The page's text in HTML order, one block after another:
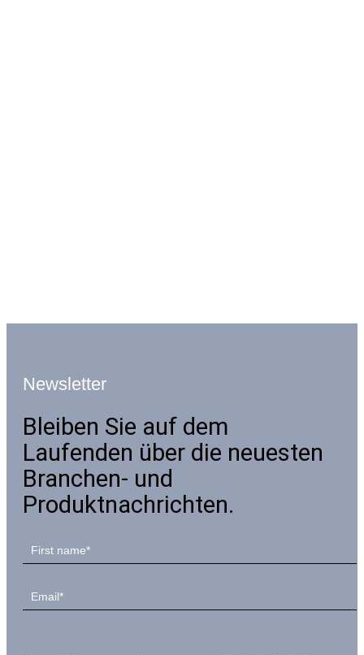
Newsletter
Bleiben Sie auf dem
Laufenden über die neuesten
Branchen- und
Produktnachrichten.